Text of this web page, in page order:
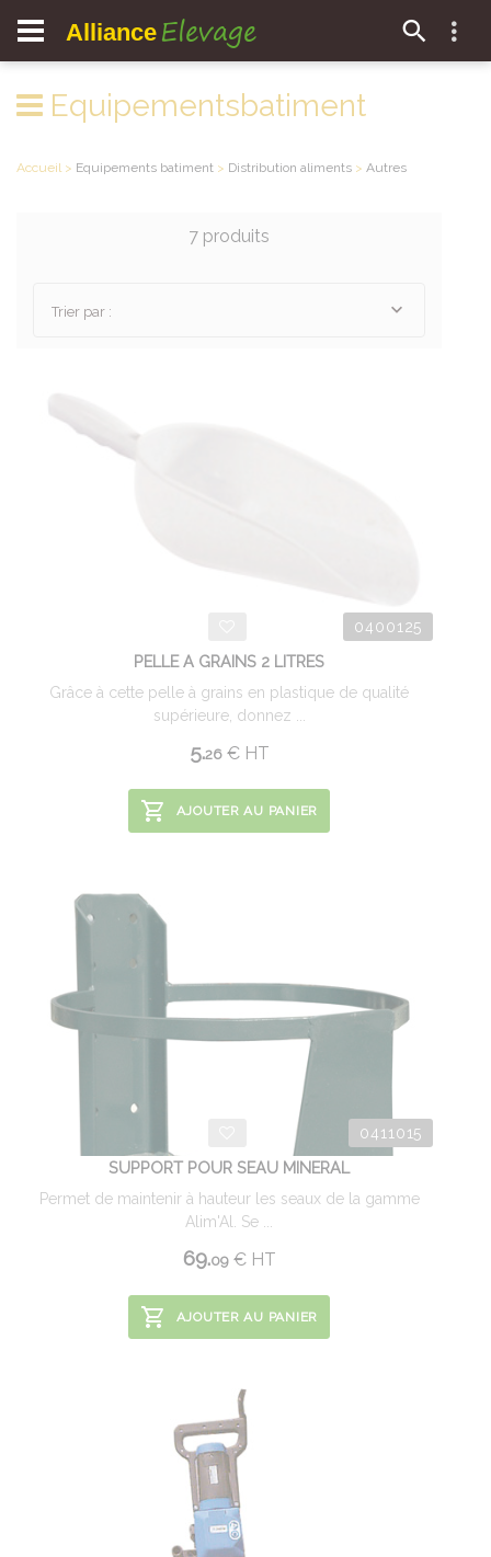
Alliance Elevage
Equipementsbatiment
Accueil > Equipements batiment > Distribution aliments > Autres
7 produits
Trier par :
0400125
PELLE A GRAINS 2 LITRES
Grâce à cette pelle à grains en plastique de qualité
supérieure, donnez ...
5.26 €HT
AJOUTER AU PANIER
0411015
SUPPORT POUR SEAU MINERAL
Permet de maintenir à hauteur les seaux de la gamme
Alim'Al. Se ...
69.09 €HT
AJOUTER AU PANIER